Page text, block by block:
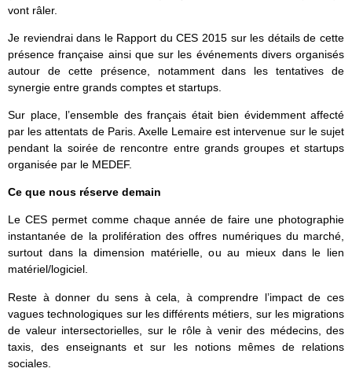
vont râler.
Je reviendrai dans le Rapport du CES 2015 sur les détails de cette
présence française ainsi que sur les événements divers organisés
autour de cette présence, notamment dans les tentatives de
synergie entre grands comptes et startups.
Sur place, l’ensemble des français était bien évidemment affecté
par les attentats de Paris. Axelle Lemaire est intervenue sur le sujet
pendant la soirée de rencontre entre grands groupes et startups
organisée par le MEDEF.
Ce que nous réserve demain
Le CES permet comme chaque année de faire une photographie
instantanée de la prolifération des offres numériques du marché,
surtout dans la dimension matérielle, ou au mieux dans le lien
matériel/logiciel.
Reste à donner du sens à cela, à comprendre l’impact de ces
vagues technologiques sur les différents métiers, sur les migrations
de valeur intersectorielles, sur le rôle à venir des médecins, des
taxis, des enseignants et sur les notions mêmes de relations
sociales.